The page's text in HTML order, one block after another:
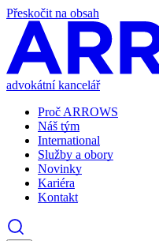
Přeskočit na obsah
advokátní kancelář
Proč ARROWS
Náš tým
International
Služby a obory
Novinky
Kariéra
Kontakt